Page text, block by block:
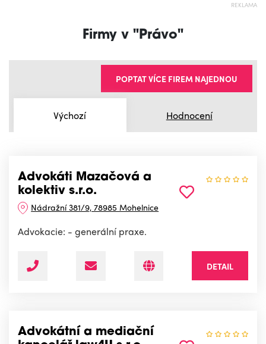
REKLAMA
Firmy v "Právo"
Výchozí Hodnocení
POPTAT VÍCE FIREM NAJEDNOU
Advokáti Mazačová a
kolektiv s.r.o.
Nádražní 381/9, 78985 Mohelnice
Advokacie: - generální praxe.
DETAIL
Advokátní a mediační